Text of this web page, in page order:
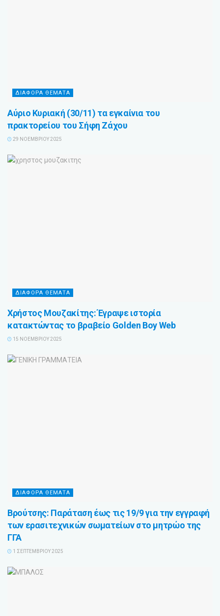
ΔΙΑΦΟΡΑ ΘΕΜΑΤΑ
Αύριο Κυριακή (30/11) τα εγκαίνια του
πρακτορείου του Σήφη Ζάχου
29 ΝΟΕΜΒΡΊΟΥ 2025
ΔΙΑΦΟΡΑ ΘΕΜΑΤΑ
Χρήστος Μουζακίτης: Έγραψε ιστορία
κατακτώντας το βραβείο Golden Boy Web
15 ΝΟΕΜΒΡΊΟΥ 2025
ΔΙΑΦΟΡΑ ΘΕΜΑΤΑ
Βρούτσης: Παράταση έως τις 19/9 για την εγγραφή
των ερασιτεχνικών σωματείων στο μητρώο της
ΓΓΑ
1 ΣΕΠΤΕΜΒΡΊΟΥ 2025